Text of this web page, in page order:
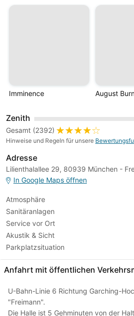
Imminence August
Zenith
Gesamt (2392)
Hinweise und Regeln für unsere
Adresse
Lilienthalallee 29, 80939 München -
In Google Maps öffnen
Atmosphäre
Sanitäranlagen
Service vor Ort
Akustik & Sicht
Parkplatzsituation
Anfahrt mit öffentlichen
U-Bahn-Linie 6 Richtung Garching-
"Freimann".
Die Halle ist 5 Gehminuten von der